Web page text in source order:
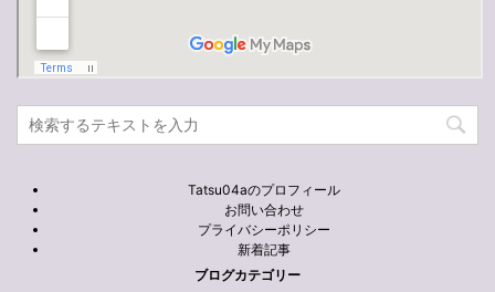
Tatsu04aのプロフィール
お問い合わせ
プライバシーポリシー
新着記事
ブログカテゴリー